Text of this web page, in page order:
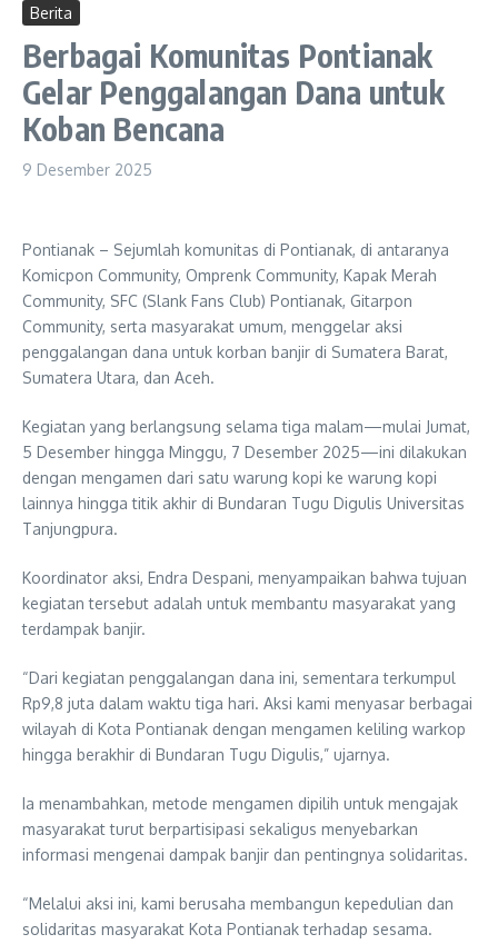
Berita
Berbagai Komunitas Pontianak
Gelar Penggalangan Dana untuk
Koban Bencana
9 Desember 2025
Pontianak – Sejumlah komunitas di Pontianak, di antaranya
Komicpon Community, Omprenk Community, Kapak Merah
Community, SFC (Slank Fans Club) Pontianak, Gitarpon
Community, serta masyarakat umum, menggelar aksi
penggalangan dana untuk korban banjir di Sumatera Barat,
Sumatera Utara, dan Aceh.
Kegiatan yang berlangsung selama tiga malam—mulai Jumat,
5 Desember hingga Minggu, 7 Desember 2025—ini dilakukan
dengan mengamen dari satu warung kopi ke warung kopi
lainnya hingga titik akhir di Bundaran Tugu Digulis Universitas
Tanjungpura.
Koordinator aksi, Endra Despani, menyampaikan bahwa tujuan
kegiatan tersebut adalah untuk membantu masyarakat yang
terdampak banjir.
“Dari kegiatan penggalangan dana ini, sementara terkumpul
Rp9,8 juta dalam waktu tiga hari. Aksi kami menyasar berbagai
wilayah di Kota Pontianak dengan mengamen keliling warkop
hingga berakhir di Bundaran Tugu Digulis,” ujarnya.
Ia menambahkan, metode mengamen dipilih untuk mengajak
masyarakat turut berpartisipasi sekaligus menyebarkan
informasi mengenai dampak banjir dan pentingnya solidaritas.
“Melalui aksi ini, kami berusaha membangun kepedulian dan
solidaritas masyarakat Kota Pontianak terhadap sesama.